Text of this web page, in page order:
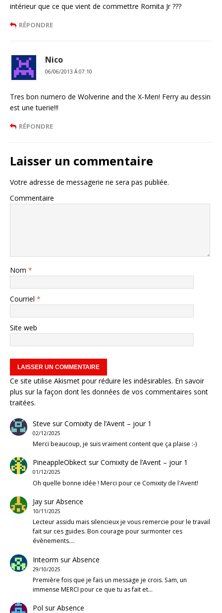
intérieur que ce que vient de commettre Romita Jr ???
RÉPONDRE
Nico
06/06/2013 Á 07:10
Tres bon numero de Wolverine and the X-Men! Ferry au dessin
est une tuerie!!!
RÉPONDRE
Laisser un commentaire
Votre adresse de messagerie ne sera pas publiée.
Commentaire
Nom *
Courriel *
Site web
Ce site utilise Akismet pour réduire les indésirables. En savoir
plus sur la façon dont les données de vos commentaires sont
traitées.
Steve surComixity de l’Avent – jour 1
02/12/2025
Merci beaucoup, je suis vraiment content que ça plaise :-)
PineappleObkectsurComixity de l’Avent – jour 1
01/12/2025
Oh quelle bonne idée ! Merci pour ce Comixity de l'Avent!
JaysurAbsence
10/11/2025
Lecteur assidu mais silencieux je vous remercie pour le travail
fait sur ces guides. Bon courage pour surmonter ces
évènements.…
Inteorm surAbsence
29/10/2025
Première fois que je fais un message je crois. Sam, un
immense MERCI pour ce que tu as fait et…
Pol surAbsence